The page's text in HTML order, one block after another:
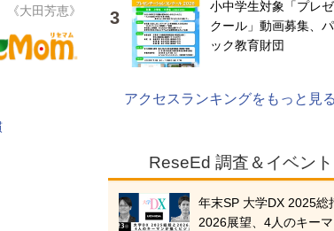
《大田芳恵》
小中学生対象「プレ
クール」動画募集、
ック教育財団
アクセスランキングをもっと見る
ReseEd 調査＆イベント
年末SP 大学DX 2025総
2026展望、4人のキー